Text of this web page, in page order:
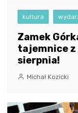
kultura
Zamek
tajemnice z
sierpnia!
Michał Kozicki